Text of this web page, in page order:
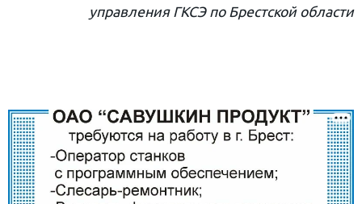
управления ГКСЭ по Брестской области